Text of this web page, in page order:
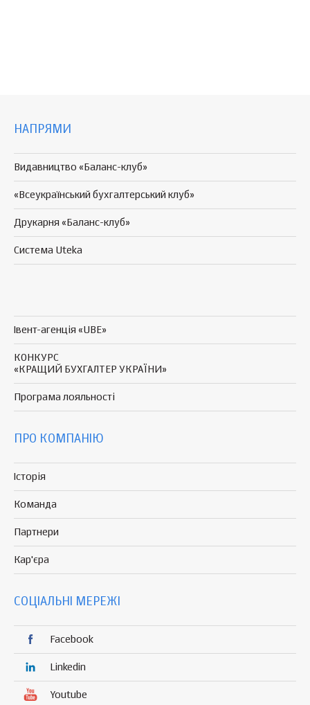
НАПРЯМИ
Видавництво «Баланс-клуб»
«Всеукраїнський бухгалтерський клуб»
Друкарня «Баланс-клуб»
Система Uteka
Івент-агенція «UBE»
КОНКУРС
«КРАЩИЙ БУХГАЛТЕР УКРАЇНИ»
Програма лояльності
ПРО КОМПАНІЮ
Історія
Команда
Партнери
Кар'єра
СОЦІАЛЬНІ МЕРЕЖІ
Facebook
Linkedin
Youtube